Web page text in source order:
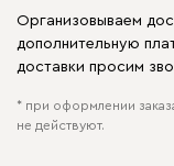
Организовываем
дополнительную
доставки просим
* при оформлении
не действуют.